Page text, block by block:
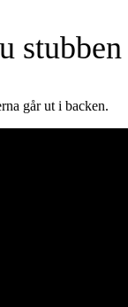
stubben
går ut i backen.